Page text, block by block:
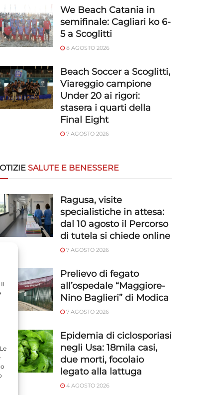
We Beach Catania in
semifinale: Cagliari ko 6-
5 a Scoglitti
8 AGOSTO 2026
Beach Soccer a Scoglitti,
Viareggio campione
Under 20 ai rigori:
stasera i quarti della
Final Eight
7 AGOSTO 2026
SALUTE E BENESSERE
Ragusa, visite
specialistiche in attesa:
dal 10 agosto il Percorso
di tutela si chiede online
7 AGOSTO 2026
Prelievo di fegato
all’ospedale “Maggiore-
Nino Baglieri” di Modica
7 AGOSTO 2026
Epidemia di ciclosporiasi
negli Usa: 18mila casi,
due morti, focolaio
legato alla lattuga
4 AGOSTO 2026